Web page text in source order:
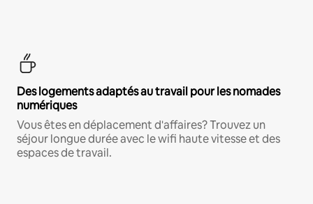
Des logements adaptés au travail pour les nomades
numériques
Vous êtes en déplacement d'affaires? Trouvez un
séjour longue durée avec le wifi haute vitesse et des
espaces de travail.